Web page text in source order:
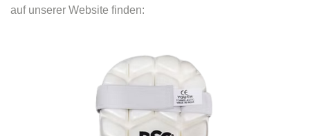
auf unserer Website finden: